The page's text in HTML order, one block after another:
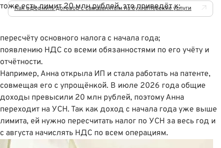
тоже есть лимит 20 млн рублей, это приведёт к:
Как оформить договор с самозанятым на бухгалтерские услуги
пересчёту основного налога с начала года;
появлению НДС со всеми обязанностями по его учёту и
отчётности.
Например, Анна открыла ИП и стала работать на патенте,
совмещая его с упрощёнкой. В июле 2026 года общие
доходы превысили 20 млн рублей, поэтому Анна
переходит на УСН. Так как доход с начала года уже выше
лимита, ей нужно пересчитать налог по УСН за весь год и
с августа начислять НДС по всем операциям.